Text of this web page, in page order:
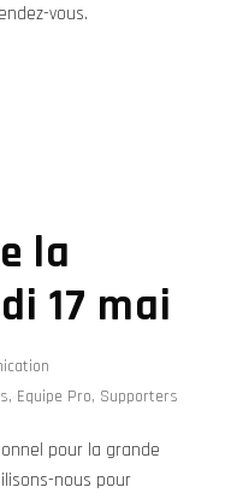
vous.
la
17 mai
, Equipe Pro, Supporters
pour la grande
nous pour